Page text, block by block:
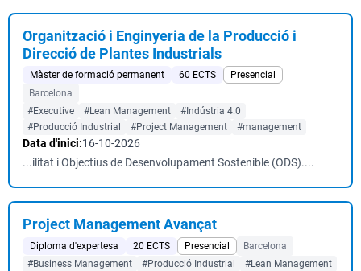
Organització i Enginyeria de la Producció i
Direcció de Plantes Industrials
Màster de formació permanent 60 ECTS
Presencial
Barcelona
#Executive
#Lean Management
#Indústria 4.0
#Producció Industrial
#Project Management #management
Data d'inici:16-10-2026
...ilitat i Objectius de Desenvolupament Sostenible (ODS)....
Project Management Avançat
Diploma d'expertesa 20 ECTS Presencial
Barcelona
#Business Management
#Producció Industrial #Lean Management